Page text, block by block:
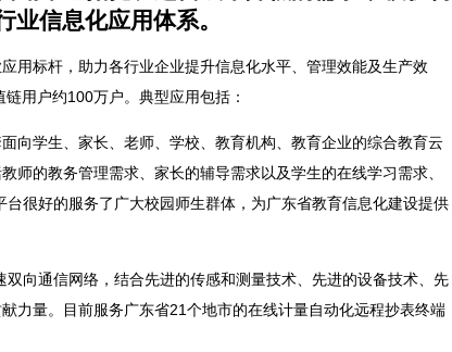
信息化应用体系。
用标杆，助力各行业企业提升信息化水平、管理效能及生产效
用户约100万户。典型应用包括：
向学生、家长、老师、学校、教育机构、教育企业的综合教育云
的教务管理需求、家长的辅导需求以及学生的在线学习需求、
很好的服务了广大校园师生群体，为广东省教育信息化建设提供
向通信网络，结合先进的传感和测量技术、先进的设备技术、先
力量。目前服务广东省21个地市的在线计量自动化远程抄表终端